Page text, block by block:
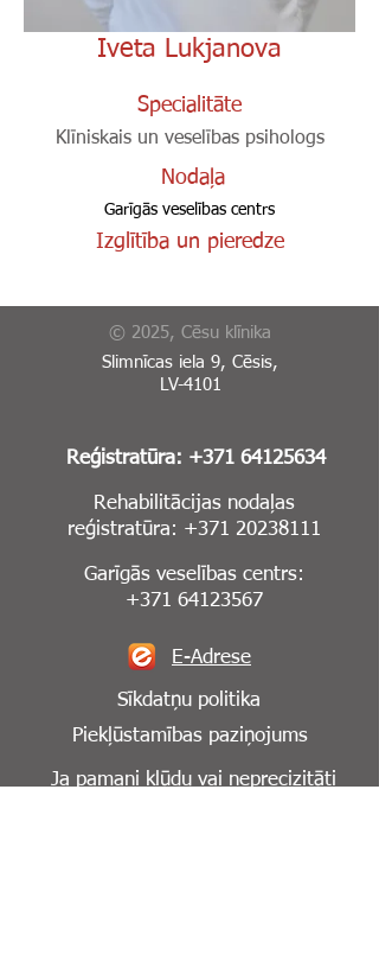
Iveta Lukjanova
Specialitāte
Klīniskais un veselības psihologs
Nodaļa
Garīgās veselības centrs
Izglītība un pieredze
© 2025, Cēsu klīnika
Slimnīcas iela 9, Cēsis,
LV-4101
Reģistratūra: +371 64125634
Rehabilitācijas nodaļas
reģistratūra: +371 20238111
Garīgās veselības centrs:
+371 64123567
E-Adrese
Sīkdatņu politika
Piekļūstamības paziņojums
Ja pamani kļūdu vai neprecizitāti